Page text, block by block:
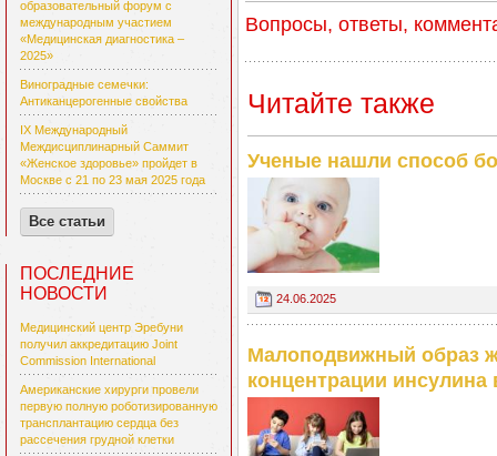
образовательный форум с
международным участием
«Медицинская диагностика –
2025»
Виноградные семечки:
Антиканцерогенные свойства
IX Международный
Междисциплинарный Саммит
«Женское здоровье» пройдет в
Москве с 21 по 23 мая 2025 года
Все статьи
ПОСЛЕДНИЕ
НОВОСТИ
Медицинский центр Эребуни
получил аккредитацию Joint
Commission International
Американские хирурги провели
первую полную роботизированную
трансплантацию сердца без
рассечения грудной клетки
Вопросы, ответы,
Читайте также
Ученые нашли способ
24.06.2025
Малоподвижный образ
концентрации инсулина